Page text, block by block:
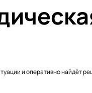
и оперативно найдёт